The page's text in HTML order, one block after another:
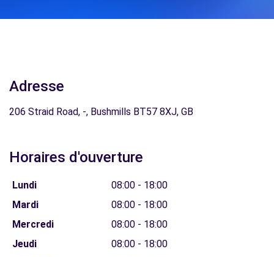
Adresse
206 Straid Road, -, Bushmills BT57 8XJ, GB
Horaires d'ouverture
Lundi
08:00 - 18:00
Mardi
08:00 - 18:00
Mercredi
08:00 - 18:00
Jeudi
08:00 - 18:00